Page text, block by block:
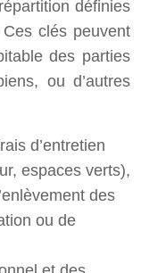
définies
clés peuvent
des parties
ou d’autres
d’entretien
espaces verts),
des
ou de